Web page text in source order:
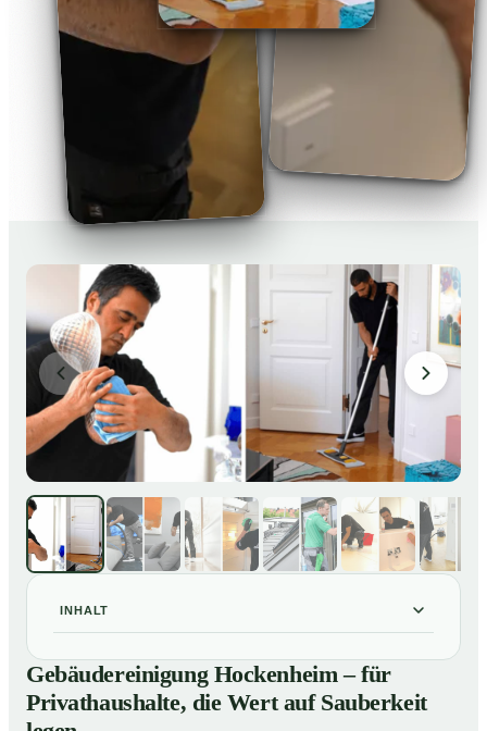
INHALT
01Gebäudereinigung Hockenheim – für Privathaushalte,
die Wert auf Sauberkeit legen
Gebäudereinigung Hockenheim – für
Privathaushalte, die Wert auf Sauberkeit